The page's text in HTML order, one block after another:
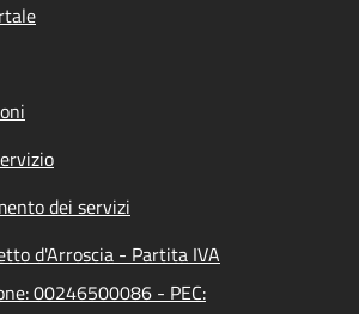
dei servizi
d'Arroscia - Partita IVA
00246500086 - PEC: